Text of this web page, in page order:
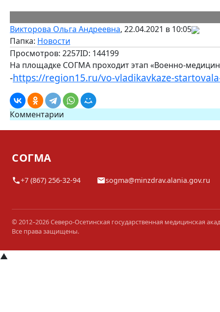
Викторова Ольга Андреевна, 22.04.2021 в 10:05
Папка: Новости
Просмотров: 2257ID: 144199
На площадке СОГМА проходит этап «Военно-
-https://region15.ru/vo-vladikavkaze-
Комментарии
СОГМА
+7 (867) 256-32-94 sogma@minzdrav.alania.gov.ru
© 2012–2026 Северо-Осетинская государственная медицинская
Все права защищены.
▲